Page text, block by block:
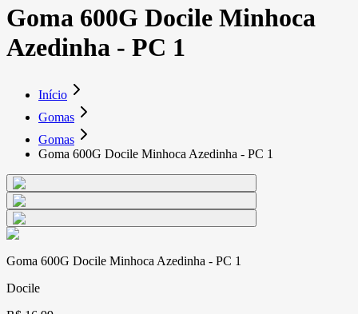
Goma 600G Docile Minhoca
Azedinha - PC 1
Início
Gomas
Gomas
Goma 600G Docile Minhoca Azedinha - PC 1
Goma 600G Docile Minhoca Azedinha - PC 1
Docile